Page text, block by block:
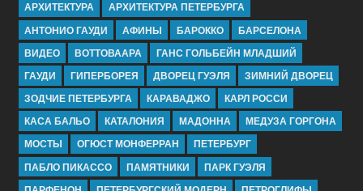
АРХИТЕКТУРА
АРХИТЕКТУРА ПЕТЕРБУРГА
АНТОНИО ГАУДИ
АФИНЫ БАРОККО
БАРСЕЛОНА
ВИДЕО
ВОТТОВААРА
ГАНС ГОЛЬБЕЙН МЛАДШИЙ
ГАУДИ
ГИПЕРБОРЕЯ ДВОРЕЦ ГУЭЛЯ
ЗИМНИЙ ДВОРЕЦ
ЗОДЧИЕ ПЕТЕРБУРГА
КАРАВАДЖО
КАРЛ РОССИ
КАСА БАЛЬО
КАТАЛОНИЯ МАДОННА
МЕДУЗА ГОРГОНА
МОСТЫ
ОГЮСТ МОНФЕРРАН
ПЕТЕРБУРГ
ПАБЛО ПИКАССО
ПАМЯТНИКИ
ПАРК ГУЭЛЯ